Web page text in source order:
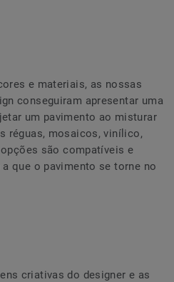
e materiais, as nossas
conseguiram apresentar uma
um pavimento ao misturar
réguas, mosaicos, vinílico,
são compatíveis e
que o pavimento se torne no
criativas do designer e as